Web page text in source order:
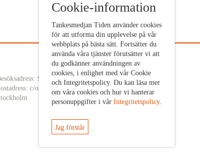
Sveavägen 68
c/o ABF Box 522, 101 30
Cookie-information
Tankesmedjan Tiden använder cookies
för att utforma din upplevelse på vår
webbplats på bästa sätt. Fortsätter du
använda våra tjänster förutsätter vi att
du godkänner användningen av
cookies, i enlighet med vår Cookie
och Integritetspolicy. Du kan läsa mer
om våra cookies och hur vi hanterar
personuppgifter i vårIntegritetspolicy.
Jag förstår